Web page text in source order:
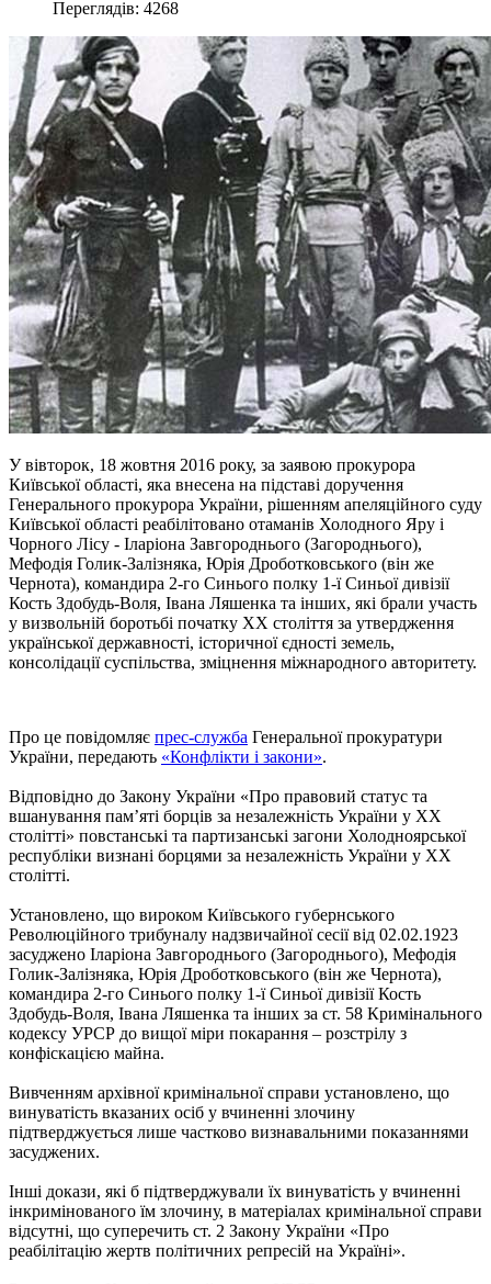
Переглядів: 4268
У вівторок, 18 жовтня 2016 року, за заявою прокурора
Київської області, яка внесена на підставі доручення
Генерального прокурора України, рішенням апеляційного суду
Київської області реабілітовано отаманів Холодного Яру і
Чорного Лісу - Іларіона Завгороднього (Загороднього),
Мефодія Голик-Залізняка, Юрія Дроботковського (він же
Чернота), командира 2-го Синього полку 1-ї Синьої дивізії
Кость Здобудь-Воля, Івана Ляшенка та інших, які брали участь
у визвольній боротьбі початку ХХ століття за утвердження
української державності, історичної єдності земель,
консолідації суспільства, зміцнення міжнародного авторитету.
Про це повідомляє прес-служба Генеральної прокуратури
України, передають «Конфлікти і закони».
Відповідно до Закону України «Про правовий статус та
вшанування пам’яті борців за незалежність України у ХХ
столітті» повстанські та партизанські загони Холодноярської
республіки визнані борцями за незалежність України у ХХ
столітті.
Установлено, що вироком Київського губернського
Революційного трибуналу надзвичайної сесії від 02.02.1923
засуджено Іларіона Завгороднього (Загороднього), Мефодія
Голик-Залізняка, Юрія Дроботковського (він же Чернота),
командира 2-го Синього полку 1-ї Синьої дивізії Кость
Здобудь-Воля, Івана Ляшенка та інших за ст. 58 Кримінального
кодексу УРСР до вищої міри покарання – розстрілу з
конфіскацією майна.
Вивченням архівної кримінальної справи установлено, що
винуватість вказаних осіб у вчиненні злочину
підтверджується лише частково визнавальними показаннями
засуджених.
Інші докази, які б підтверджували їх винуватість у вчиненні
інкримінованого їм злочину, в матеріалах кримінальної справи
відсутні, що суперечить ст. 2 Закону України «Про
реабілітацію жертв політичних репресій на Україні».